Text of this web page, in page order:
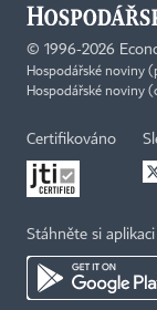
© 1996-2026
Hospodářské noviny
Hospodářské noviny
Certifikováno
Stáhněte si aplikaci